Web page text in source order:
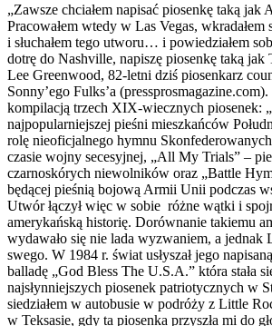
„Zawsze chciałem napisać piosenkę taką jak
Pracowałem wtedy w Las Vegas, wkradałem
i słuchałem tego utworu… i powiedziałem
dotrę do Nashville, napiszę piosenkę taką jak
Lee Greenwood, 82-letni dziś piosenkarz
Sonny’ego Fulks’a
kompilacją trzech XIX-wiecznych piosenek:
najpopularniejszej pieśni mieszkańców
rolę nieoficjalnego hymnu
czasie wojny secesyjnej, „All My Trials” –
czarnoskórych niewolników oraz „Battle
będącej pieśnią bojową Armii Unii podczas
Utwór łączył więc w sobie różne wątki i
amerykańską historię. Dorównanie takiemu
wydawało się nie lada wyzwaniem, a jednak
swego. W 1984 r. świat usłyszał jego
balladę „God Bless The U.S.A.” która stała
najsłynniejszych piosenek patriotycznych w
siedziałem w autobusie w podróży z Little
w Teksasie, gdy ta piosenka przyszła mi do